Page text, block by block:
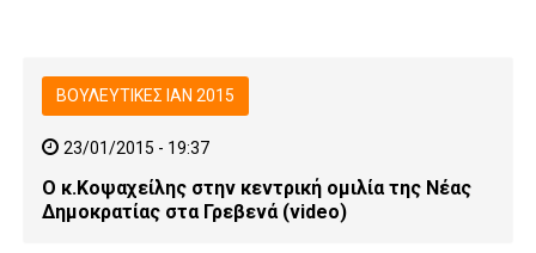
ΒΟΥΛΕΥΤΙΚΕΣ ΙΑΝ 2015
23/01/2015 - 19:37
Ο κ.Κοψαχείλης στην κεντρική ομιλία της Νέας
Δημοκρατίας στα Γρεβενά (video)